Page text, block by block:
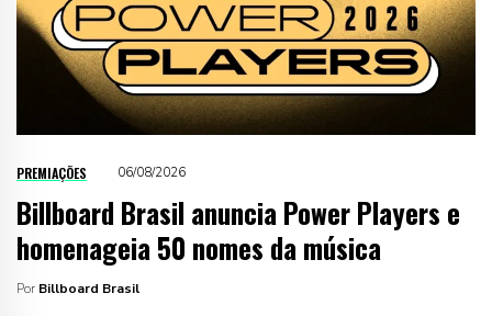
PREMIAÇÕES 06/08/2026
Billboard Brasil anuncia Power Players e
homenageia 50 nomes da música
Por Billboard Brasil